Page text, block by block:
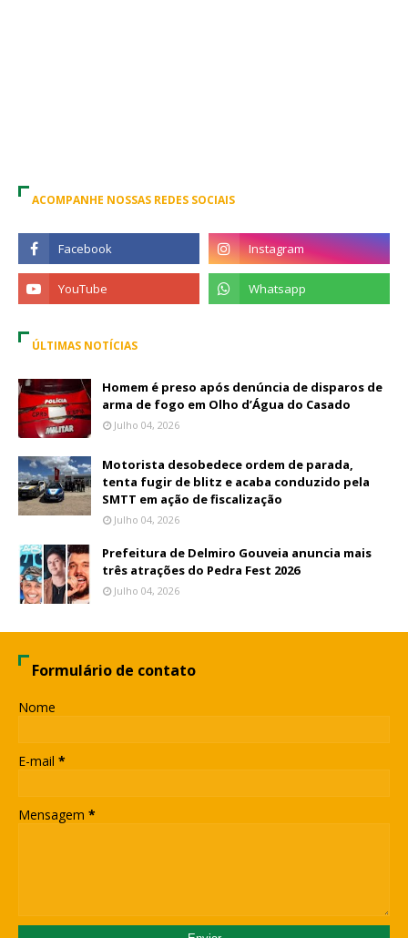
ACOMPANHE NOSSAS REDES SOCIAIS
ÚLTIMAS NOTÍCIAS
Homem é preso após denúncia de disparos de
arma de fogo em Olho d’Água do Casado
Julho 04, 2026
Motorista desobedece ordem de parada,
tenta fugir de blitz e acaba conduzido pela
SMTT em ação de fiscalização
Julho 04, 2026
Prefeitura de Delmiro Gouveia anuncia mais
três atrações do Pedra Fest 2026
Julho 04, 2026
Formulário de contato
Nome
E-mail *
Mensagem *